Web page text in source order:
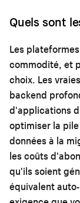
Quels sont
Les
commodité, et
choix. Les
backend
d'applications
optimiser la
données à la
les coûts
qu'ils soient
équivalent